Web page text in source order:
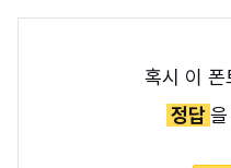
혹시 이 폰
정답